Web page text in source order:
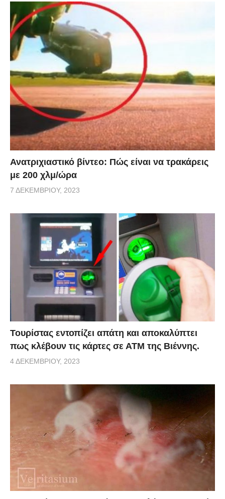
Ανατριχιαστικό βίντεο: Πώς είναι να τρακάρεις
με 200 χλμ/ώρα
7 ΔΕΚΕΜΒΡΊΟΥ, 2023
Τουρίστας εντοπίζει απάτη και αποκαλύπτει
πως κλέβουν τις κάρτες σε ΑΤΜ της Βιέννης.
4 ΔΕΚΕΜΒΡΊΟΥ, 2023